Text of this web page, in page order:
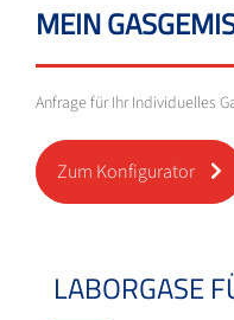
LABORGASE
MEIN
Anfrage für Ihr Individuelles
Zum Konfigurator